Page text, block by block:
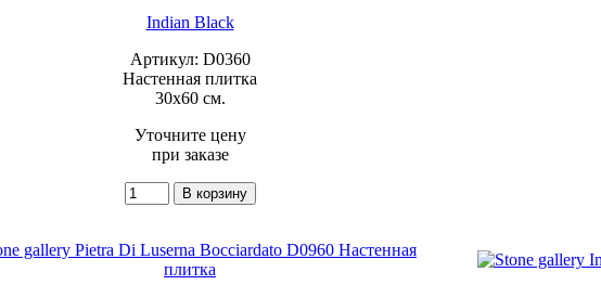
Indian Black
Артикул: D0360
Настенная плитка
30x60 см.
Уточните цену
при заказе